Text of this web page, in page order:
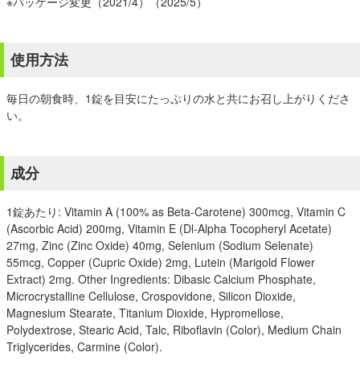
使用方法
毎日の朝食時、1錠を目安にたっぷりの水と共にお召し上がりくださ
い。
成分
1錠あたり: Vitamin A (100% as Beta-Carotene) 300mcg, Vitamin C
(Ascorbic Acid) 200mg, Vitamin E (Dl-Alpha Tocopheryl Acetate)
27mg, Zinc (Zinc Oxide) 40mg, Selenium (Sodium Selenate)
55mcg, Copper (Cupric Oxide) 2mg, Lutein (Marigold Flower
Extract) 2mg. Other Ingredients: Dibasic Calcium Phosphate,
Microcrystalline Cellulose, Crospovidone, Silicon Dioxide,
Magnesium Stearate, Titanium Dioxide, Hypromellose,
Polydextrose, Stearic Acid, Talc, Riboflavin (Color), Medium Chain
Triglycerides, Carmine (Color).